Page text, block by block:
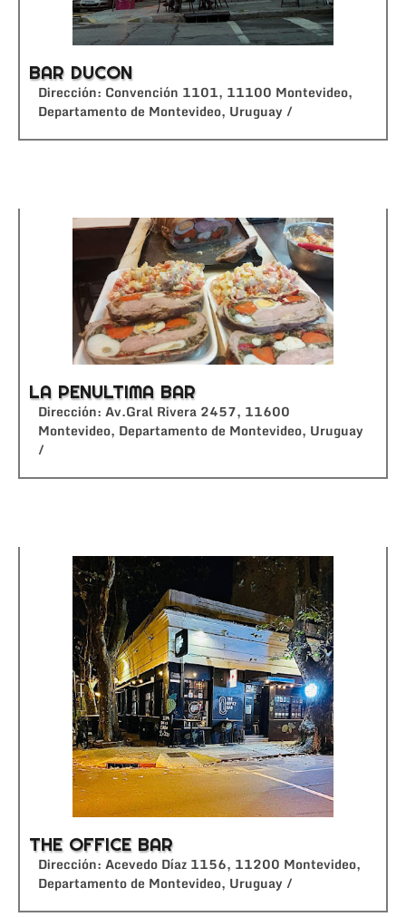
BAR DUCON
Dirección: Convención 1101, 11100 Montevideo,
Departamento de Montevideo, Uruguay /
LA PENULTIMA BAR
Dirección: Av.Gral Rivera 2457, 11600
Montevideo, Departamento de Montevideo, Uruguay
/
THE OFFICE BAR
Dirección: Acevedo Díaz 1156, 11200 Montevideo,
Departamento de Montevideo, Uruguay /